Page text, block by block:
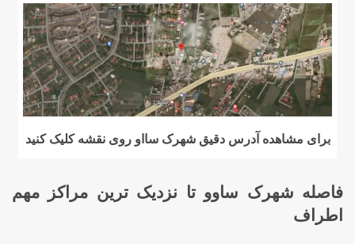
برای مشاهده آدرس دقیق شهرک سااو روی نقشه کلیک کنید
فاصله شهرک ساوو تا نزدیک ترین مراکز مهم
اطراف